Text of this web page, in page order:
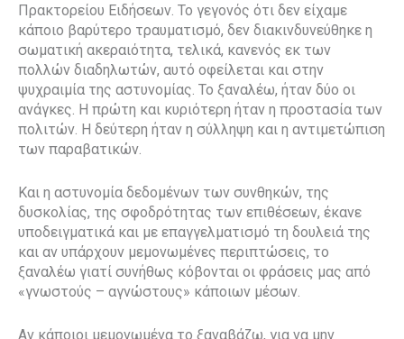
Πρακτορείου Ειδήσεων. Το γεγονός ότι δεν είχαμε
κάποιο βαρύτερο τραυματισμό, δεν διακινδυνεύθηκε η
σωματική ακεραιότητα, τελικά, κανενός εκ των
πολλών διαδηλωτών, αυτό οφείλεται και στην
ψυχραιμία της αστυνομίας. Το ξαναλέω, ήταν δύο οι
ανάγκες. Η πρώτη και κυριότερη ήταν η προστασία των
πολιτών. Η δεύτερη ήταν η σύλληψη και η αντιμετώπιση
των παραβατικών.
Και η αστυνομία δεδομένων των συνθηκών, της
δυσκολίας, της σφοδρότητας των επιθέσεων, έκανε
υποδειγματικά και με επαγγελματισμό τη δουλειά της
και αν υπάρχουν μεμονωμένες περιπτώσεις, το
ξαναλέω γιατί συνήθως κόβονται οι φράσεις μας από
«γνωστούς – αγνώστους» κάποιων μέσων.
Αν κάποιοι μεμονωμένα το ξαναβάζω, για να μην